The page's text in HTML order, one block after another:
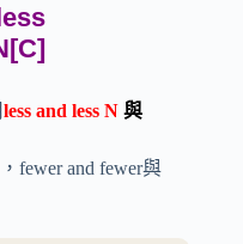
less and less N 與
fewer and fewer與